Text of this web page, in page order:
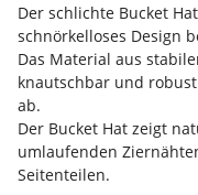
Der schlichte Bucket
schnörkelloses Design
Das Material aus
knautschbar und
ab.
Der Bucket Hat zeigt
umlaufenden
Seitenteilen.